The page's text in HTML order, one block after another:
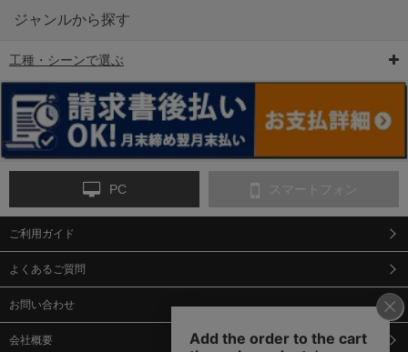
6-矢印板/LED矢印板
ンス
9-点字マット・タイ
ジャンルから探す
工種・シーンで選ぶ
PC スマートフォン
ご利用ガイド
よくあるご質問
お問い合わせ
会社概要